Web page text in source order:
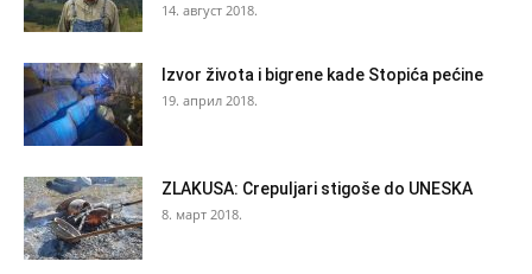
14. август 2018.
Izvor života i bigrene kade Stopića pećine
19. април 2018.
ZLAKUSA: Crepuljari stigoše do UNESKA
8. март 2018.